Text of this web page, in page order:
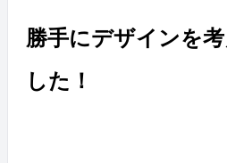
勝手にデザインを
した！